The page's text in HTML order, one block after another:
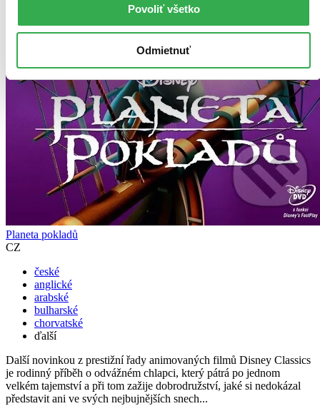
Povoliť všetko
Odmietnuť
Planeta pokladů
CZ
české
anglické
arabské
bulharské
chorvatské
ďalší
Další novinkou z prestižní řady animovaných filmů Disney Classics
je rodinný příběh o odvážném chlapci, který pátrá po jednom
velkém tajemství a při tom zažije dobrodružství, jaké si nedokázal
představit ani ve svých nejbujnějších snech...